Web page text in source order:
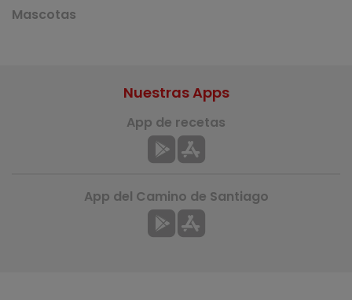
Mascotas
Nuestras Apps
App de recetas
App del Camino de Santiago